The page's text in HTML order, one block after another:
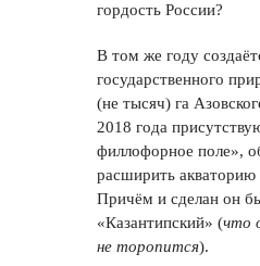
гордость России?
В том же году
государственного
(не тысяч) га
2018 года
филлофорное поле»,
расширить акваторию
Причём и сделан он
«Казантипский» (что
не торопится).